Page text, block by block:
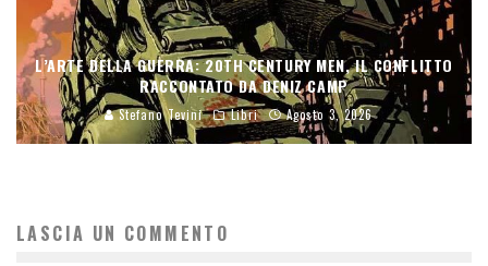
L’ARTE DELLA GUERRA: 20TH CENTURY MEN, IL CONFLITTO
RACCONTATO DA DENIZ CAMP
Stefano Tevini Libri Agosto 3, 2026
LASCIA UN COMMENTO